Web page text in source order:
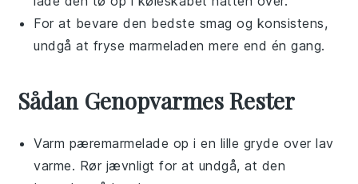
For at bevare den bedste smag og konsistens,
undgå at fryse marmeladen mere end én gang.
Sådan Genopvarmes Rester
Varm pæremarmelade op i en lille gryde over lav
varme. Rør jævnligt for at undgå, at den